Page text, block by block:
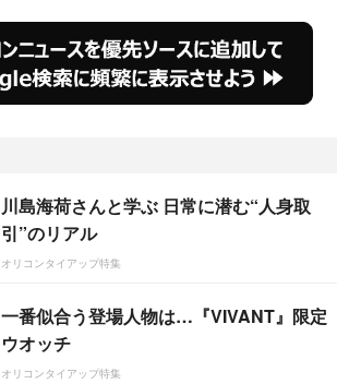
川島海荷さんと学ぶ 日常に潜む“人身取
引”のリアル
オリコンタイアップ特集
一番似合う登場人物は…『VIVANT』限定
ウオッチ
オリコンタイアップ特集